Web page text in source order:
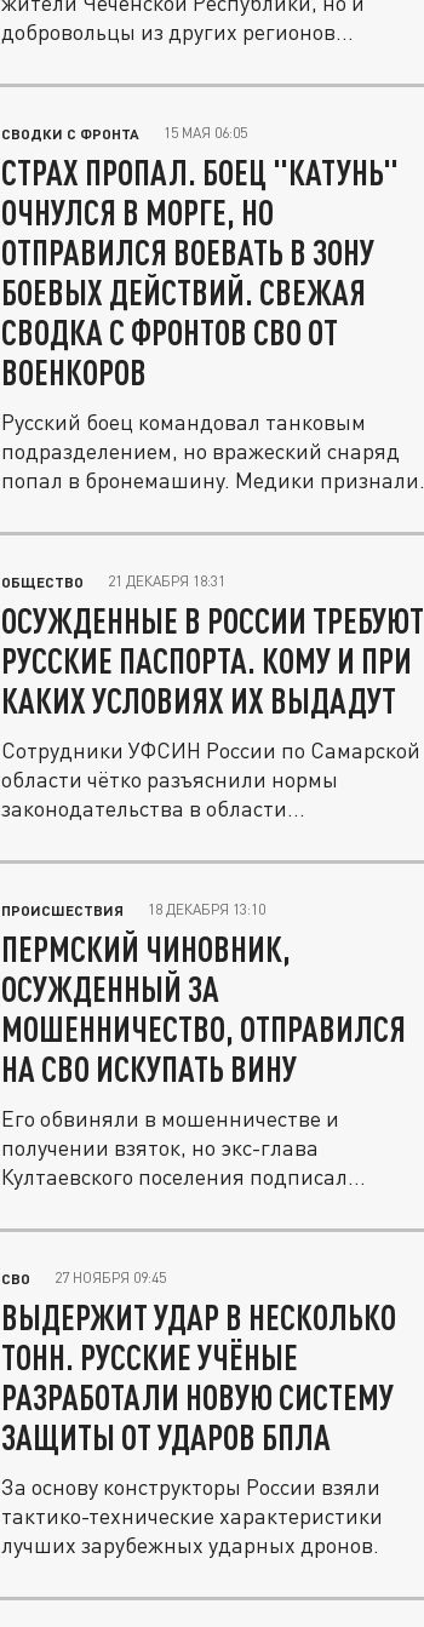
добровольцы из других регионов...
СВОДКИ С ФРОНТА 15 МАЯ 06:05
СТРАХ ПРОПАЛ. БОЕЦ "КАТУНЬ"
ОЧНУЛСЯ В МОРГЕ, НО
ОТПРАВИЛСЯ ВОЕВАТЬ В ЗОНУ
БОЕВЫХ ДЕЙСТВИЙ. СВЕЖАЯ
СВОДКА С ФРОНТОВ СВО ОТ
ВОЕНКОРОВ
Русский боец командовал танковым
подразделением, но вражеский снаряд
попал в бронемашину. Медики признали
ОБЩЕСТВО 21 ДЕКАБРЯ 18:31
ОСУЖДЕННЫЕ В РОССИИ ТРЕБУЮТ
РУССКИЕ ПАСПОРТА. КОМУ И ПРИ
КАКИХ УСЛОВИЯХ ИХ ВЫДАДУТ
Сотрудники УФСИН России по Самарской
области чётко разъяснили нормы
законодательства в области
ПРОИСШЕСТВИЯ 18 ДЕКАБРЯ 13:10
ПЕРМСКИЙ ЧИНОВНИК,
ОСУЖДЕННЫЙ ЗА
МОШЕННИЧЕСТВО, ОТПРАВИЛСЯ
НА СВО ИСКУПАТЬ ВИНУ
Его обвиняли в мошенничестве и
получении взяток, но экс-глава
Култаевского поселения подписал
СВО 27 НОЯБРЯ 09:45
ВЫДЕРЖИТ УДАР В НЕСКОЛЬКО
ТОНН. РУССКИЕ УЧЁНЫЕ
РАЗРАБОТАЛИ НОВУЮ СИСТЕМУ
ЗАЩИТЫ ОТ УДАРОВ БПЛА
За основу конструкторы России взяли
тактико-технические характеристики
лучших зарубежных ударных дронов.